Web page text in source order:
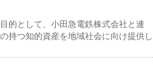
的として、小田急電鉄株式会社と連
持つ知的資産を地域社会に向け提供し